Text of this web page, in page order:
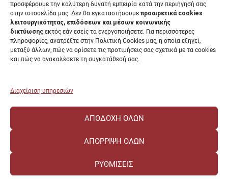
προσφέρουμε την καλύτερη δυνατή εμπειρία κατά την περιήγησή σας
στην ιστοσελίδα μας. Δεν θα εγκαταστήσουμε προαιρετικά cookies
λειτουργικότητας, επιδόσεων και μέσων κοινωνικής
δικτύωσης εκτός εάν εσείς τα ενεργοποιήσετε. Για περισσότερες
πληροφορίες, ανατρέξτε στην Πολιτική Cookies μας, η οποία εξηγεί,
μεταξύ άλλων, πώς να ορίσετε τις προτιμήσεις σας σχετικά με τα cookies
και πώς να ανακαλέσετε τη συγκατάθεσή σας.
Διαχείριση υπηρεσιών
ΑΠΟΔΟΧΉ ΌΛΩΝ
ΑΠΌΡΡΙΨΗ ΌΛΩΝ
ΡΥΘΜΊΣΕΙΣ
Συνεδριάσεις Συγκλήτου
Συνεδριάσεις Συμβουλίου Διοίκησης
EUNICoast European University